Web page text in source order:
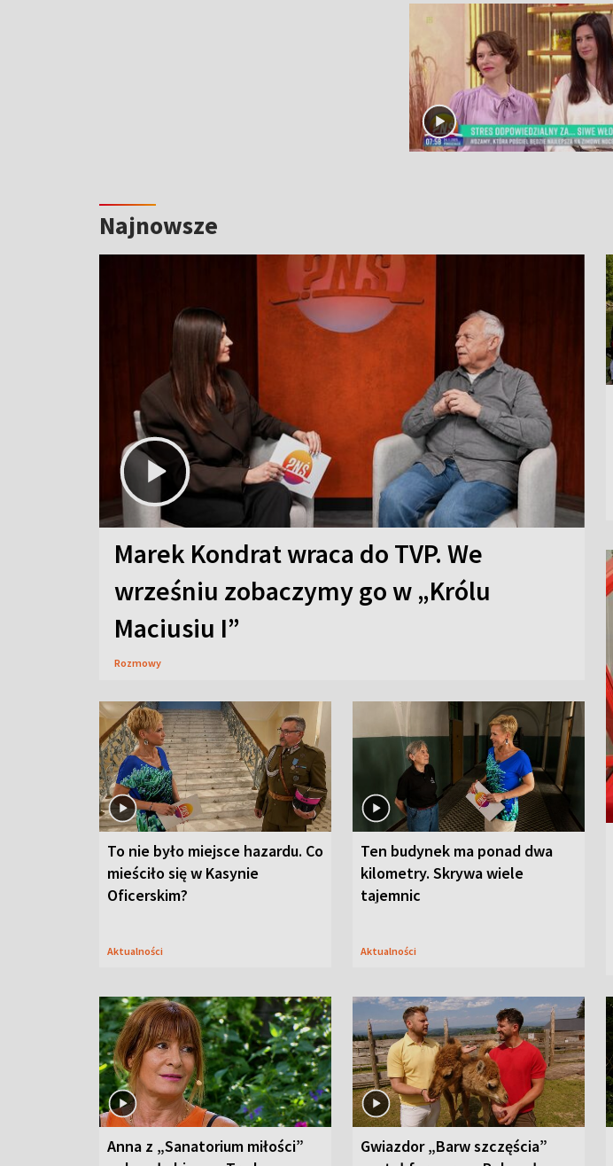
Najnowsze
Marek Kondrat wraca do TVP. We
wrześniu zobaczymy go w „Królu
Maciusiu I”
Rozmowy
To nie było miejsce hazardu. Co
mieściło się w Kasynie
Oficerskim?
Aktualności
Ten budynek ma ponad dwa
kilometry. Skrywa wiele
tajemnic
Aktualności
Anna z „Sanatorium miłości”
Gwiazdor „Barw szczęścia”